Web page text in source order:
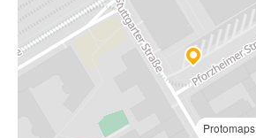
Protomaps